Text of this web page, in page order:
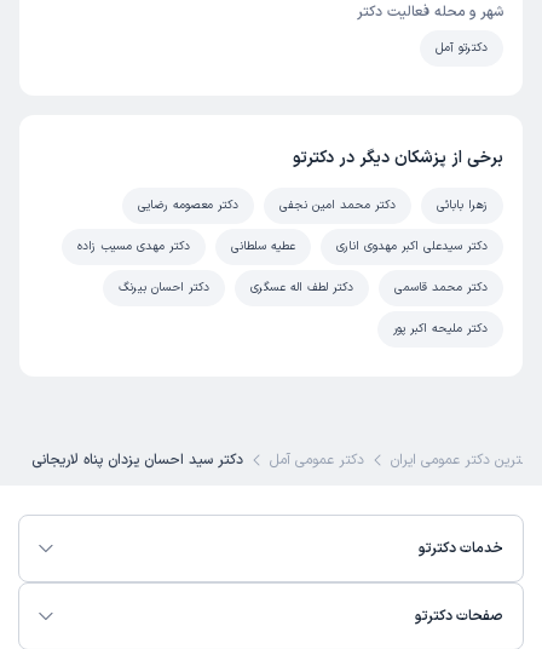
شهر و محله فعالیت دکتر
دکترتو آمل
برخی از پزشکان دیگر در دکترتو
زهرا بابائی دکتر محمد امین نجفی دکتر معصومه رضایی
دکتر سیدعلی اکبر مهدوی اناری عطیه سلطانی دکتر مهدی مسیب زاده
دکتر محمد قاسمی دکتر لطف اله عسگری دکتر احسان بیرنگ
دکتر ملیحه اکبر پور
بهترین دکتر عمومی ایران دکتر عمومی آمل دکتر سید احسان یزدان پناه لاریجانی
خدمات دکترتو
صفحات دکترتو